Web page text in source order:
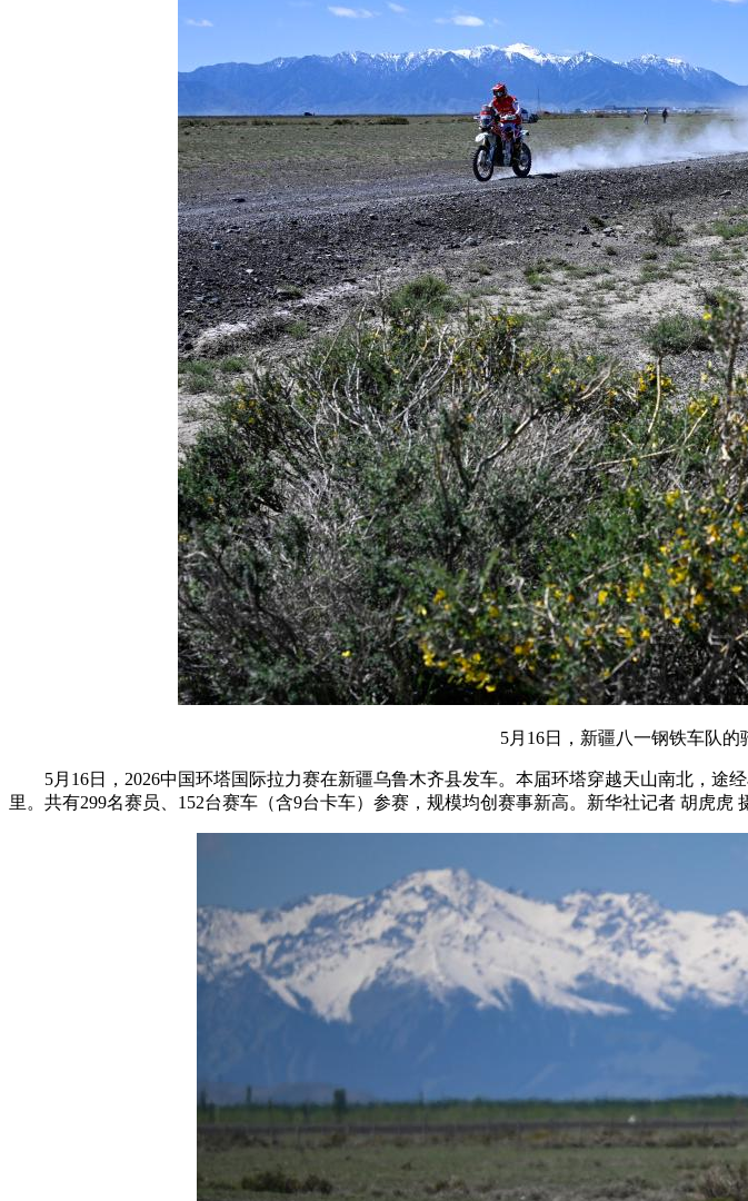
5月16日，新疆八一钢铁车队的
5月16日，2026中国环塔国际拉力赛在新疆乌鲁木齐县发车。本届环塔穿越天山南北，途
里。共有299名赛员、152台赛车（含9台卡车）参赛，规模均创赛事新高。新华社记者 胡虎虎